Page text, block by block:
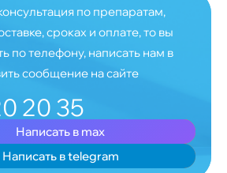
по препаратам,
сроках и оплате, то вы
по телефону, написать нам в
сообщение на сайте
20 35
Написать в max
Написать в telegram